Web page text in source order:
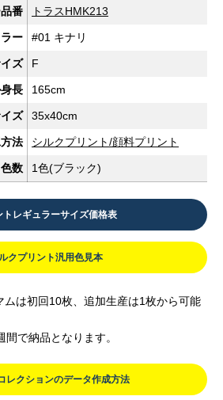
番 トラスHMK213
ー #01 キナリ
ズ F
長 165cm
ズ 35x40cm
法 シルクプリント/顔料プリント
数 1色(ブラック)
トレギュラーサイズ価格表
クプリント汎用色見本
ムは初回10枚、追加生産は1枚から可能
で納品となります。
レクションのデータ作成方法